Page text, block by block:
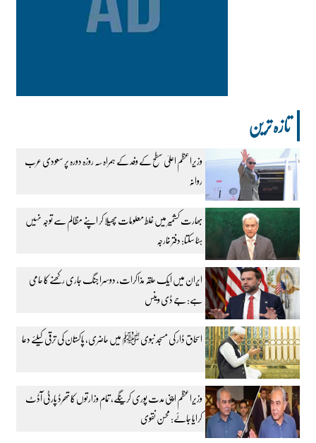
تازہ ترین
وزیراعظم اعلیٰ سطح کے وفد کے ہمراہ سہ روزہ دورہ پر سعودی عرب
روانہ
بھارت کشمیر میں غلط معلومات پھیلا کر اپنے مظالم سے توجہ نہیں
ہٹا سکتا: دفتر خارجہ
ایران میں ایک حلقہ مذاکرات، دوسرا جنگ جاری رکھنے کا حامی
ہے: جے ڈی وینس
اسحاق ڈار کی مسجد نبوی ﷺ میں حاضری، پاکستان کی ترقی کیلئے دعا
وزیراعظم اپنی مدت پوری کرینگے، تمام وزارتوں کا تھرڈ پارٹی آڈٹ
کرایا جائے: محسن نقوی